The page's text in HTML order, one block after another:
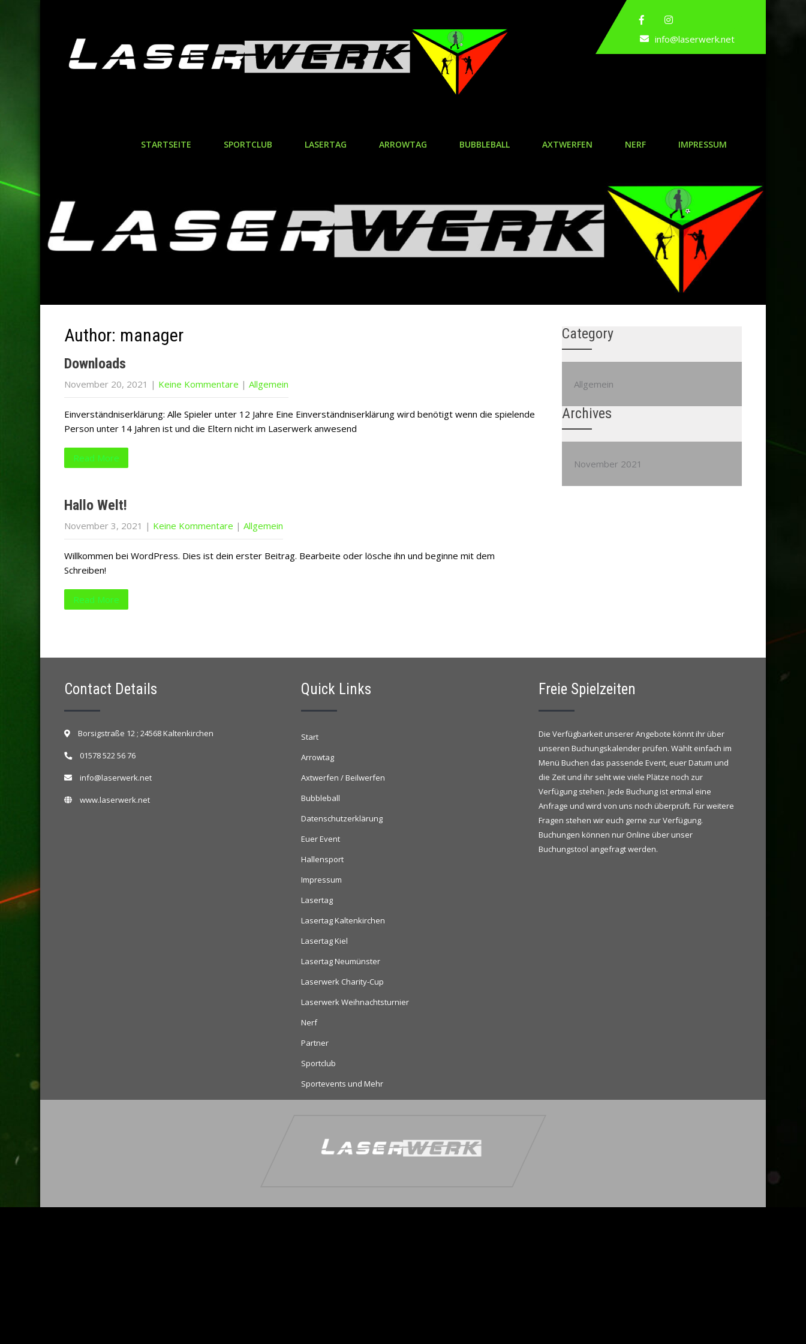
info@laserwerk.net
STARTSEITE SPORTCLUB LASERTAG ARROWTAG BUBBLEBALL AXTWERFEN NERF IMPRESSUM
Author: manager
Downloads
November 20, 2021 | Keine Kommentare | Allgemein
Einverständniserklärung: Alle Spieler unter 12 Jahre Eine Einverständniserklärung wird benötigt wenn die spielende
Person unter 14 Jahren ist und die Eltern nicht im Laserwerk anwesend
Read More
Hallo Welt!
November 3, 2021 | Keine Kommentare | Allgemein
Willkommen bei WordPress. Dies ist dein erster Beitrag. Bearbeite oder lösche ihn und beginne mit dem
Schreiben!
Read More
Category
Allgemein
Archives
November 2021
Contact Details
Borsigstraße 12 ; 24568 Kaltenkirchen
01578 522 56 76
info@laserwerk.net
www.laserwerk.net
Quick Links
Start
Arrowtag
Axtwerfen / Beilwerfen
Bubbleball
Datenschutzerklärung
Euer Event
Hallensport
Impressum
Lasertag
Lasertag Kaltenkirchen
Lasertag Kiel
Lasertag Neumünster
Laserwerk Charity-Cup
Laserwerk Weihnachtsturnier
Nerf
Partner
Sportclub
Sportevents und Mehr
Freie Spielzeiten
Die Verfügbarkeit unserer Angebote könnt ihr über
unseren Buchungskalender prüfen. Wählt einfach im
Menü Buchen das passende Event, euer Datum und
die Zeit und ihr seht wie viele Plätze noch zur
Verfügung stehen. Jede Buchung ist ertmal eine
Anfrage und wird von uns noch überprüft. Für weitere
Fragen stehen wir euch gerne zur Verfügung.
Buchungen können nur Online über unser
Buchungstool angefragt werden.